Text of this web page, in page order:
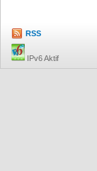
RSS
IPv6 Aktif